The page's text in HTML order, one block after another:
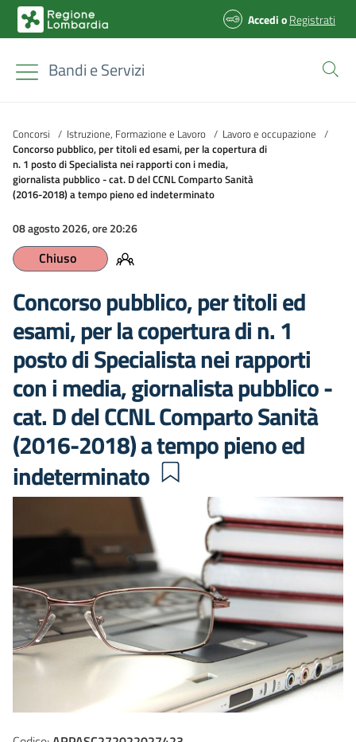
AccedioRegistrati
Bandi e Servizi
Concorsi / Istruzione, Formazione e Lavoro / Lavoro e occupazione /
Concorso pubblico, per titoli ed esami, per la copertura di
n. 1 posto di Specialista nei rapporti con i media,
giornalista pubblico - cat. D del CCNL Comparto Sanità
(2016-2018) a tempo pieno ed indeterminato
08 agosto 2026, ore 20:26
Chiuso
Concorso pubblico, per titoli ed
esami, per la copertura di n. 1
posto di Specialista nei rapporti
con i media, giornalista pubblico -
cat. D del CCNL Comparto Sanità
(2016-2018) a tempo pieno ed
indeterminato